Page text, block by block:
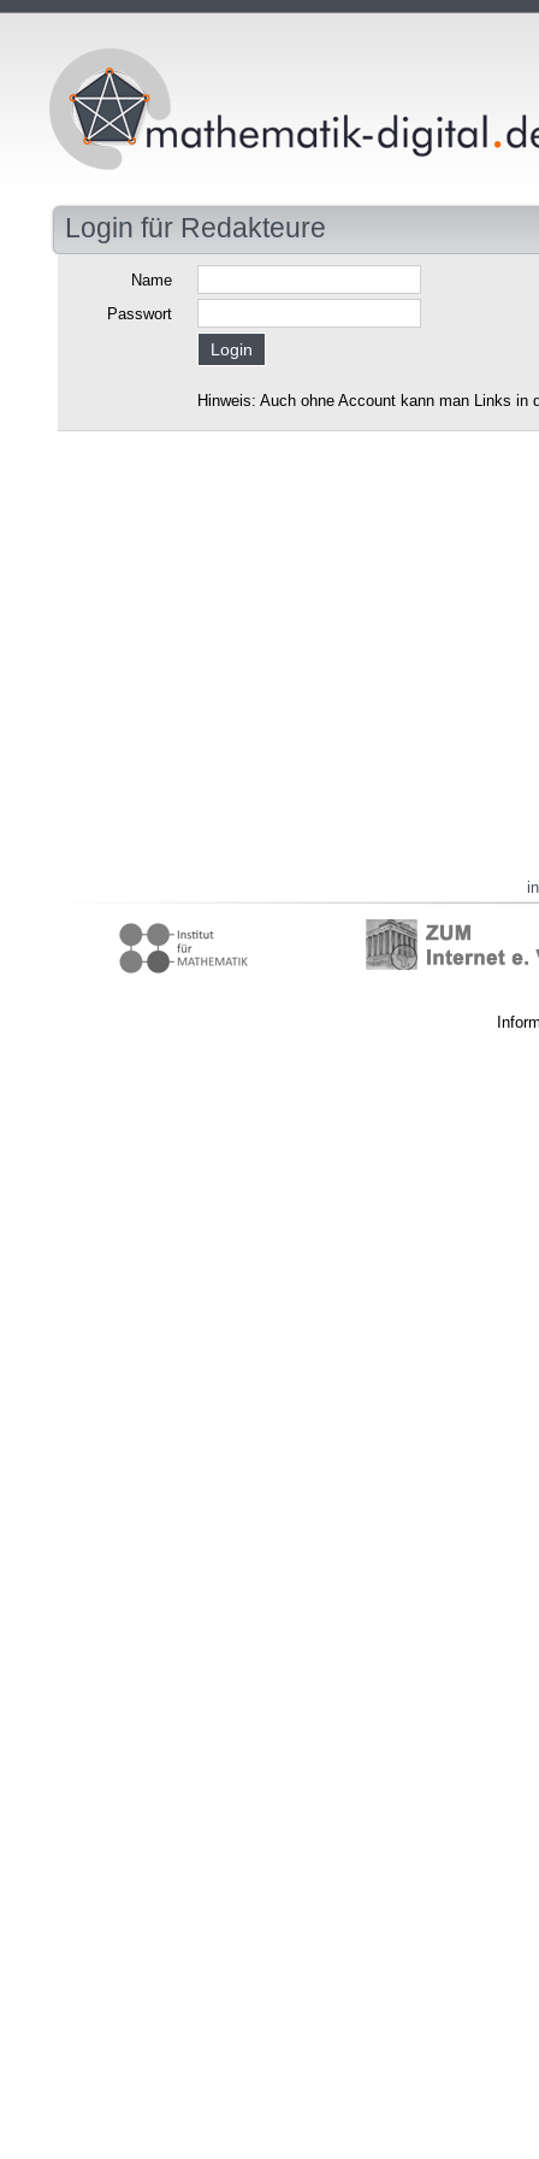
Login für Redakteure
Name
Passwort
Hinweis: Auch ohne Account kann man Links in